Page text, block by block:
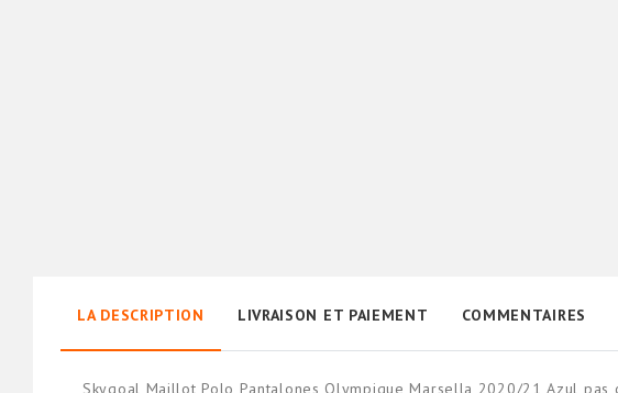
LA DESCRIPTION LIVRAISON ET PAIEMENT COMMENTAIRES
Skygoal Maillot Polo Pantalones Olympique Marsella 2020/21 Azul pas